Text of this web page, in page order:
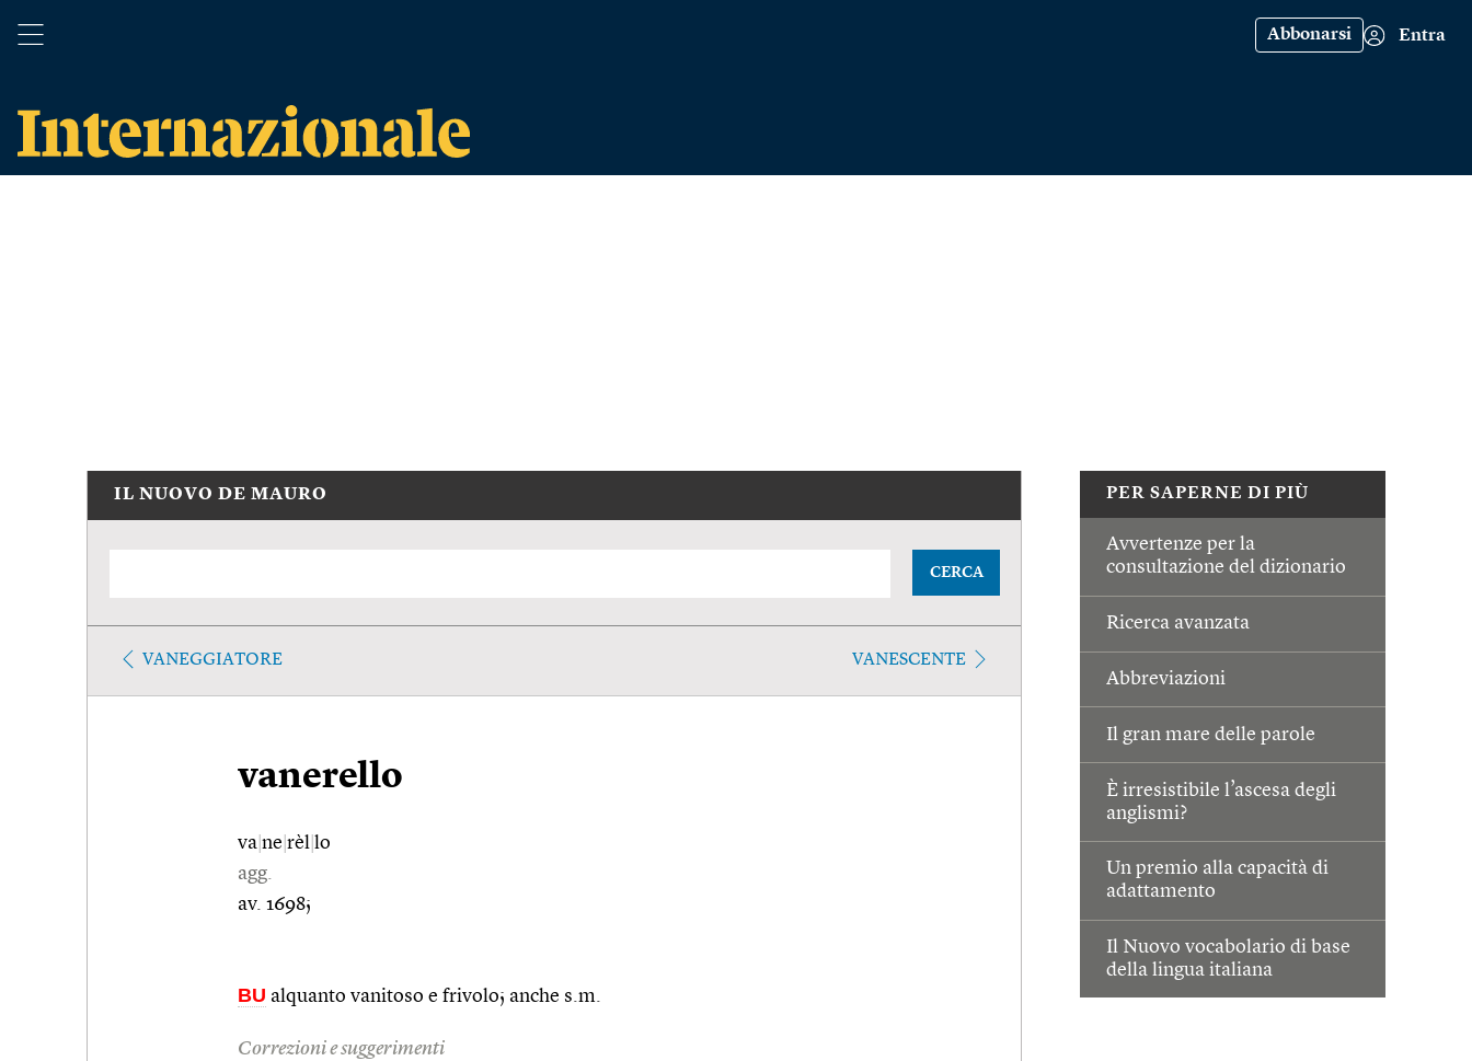
Abbonarsi Entra
PER SAPERNE DI PIÙ
Avvertenze per la
consultazione del dizionario
Ricerca avanzata
Abbreviazioni
Il gran mare delle parole
È irresistibile l’ascesa degli
anglismi?
Un premio alla capacità di
adattamento
Il Nuovo vocabolario di base
della lingua italiana
IL NUOVO DE MAURO
CERCA
VANEGGIATORE VANESCENTE
vanerello
va ne rèl lo
agg.
av. 1698;
BU alquanto vanitoso e frivolo; anche s.m.
Correzioni e suggerimenti